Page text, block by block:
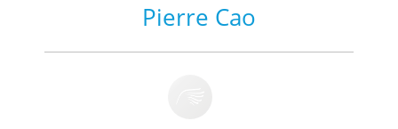
Pierre Cao